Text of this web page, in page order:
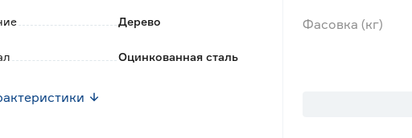
Дерево
Оцинкованная сталь
Фасовка (кг)